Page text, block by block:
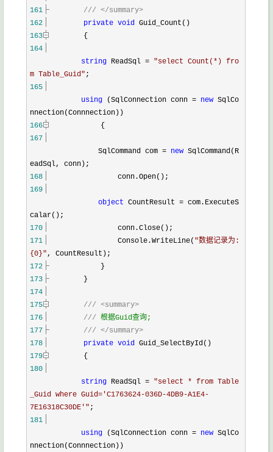
161
/// </summary>
162
private void Guid_Count()
163
{
164
string ReadSql = "select Count(*) fro
m Table_Guid" ;
165
using (SqlConnection conn = new SqlCo
nnection(Connnection))
166
{
167
SqlCommand com = new SqlCommand(R
eadSql, conn);
168
conn.Open();
169
object CountResult = com.ExecuteS
calar();
170
conn.Close();
171
Console.WriteLine( "数据记录为:
{0}", CountResult);
172
}
173
}
174
175
/// <summary>
176
/// 根据Guid查询;
177
/// </summary>
178
private void Guid_SelectById()
179
{
180
string ReadSql = "select * from Table
_Guid where Guid='C1763624-036D-4DB9-A1E4-
7E16318C30DE' " ;
181
using (SqlConnection conn = new SqlCo
nnection(Connnection))